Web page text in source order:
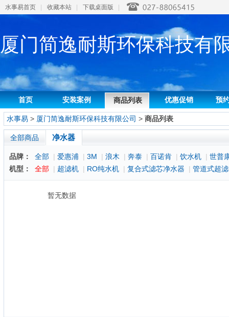
水事易首页 收藏本站 下载桌面版
厦门简逸耐斯环保科技有
首页 安装案例 商品列表 优惠促销 预
水事易 > 厦门简逸耐斯环保科技有限公司 > 商品列表
全部商品 净水器
品牌： 全部 | 爱惠浦 | 3M | 浪木 | 奔泰 | 百诺肯 | 饮水机 | 世普
机型：
全部 | 超滤机 | RO纯水机 | 复合式滤芯净水器 | 管道式超
暂无数据